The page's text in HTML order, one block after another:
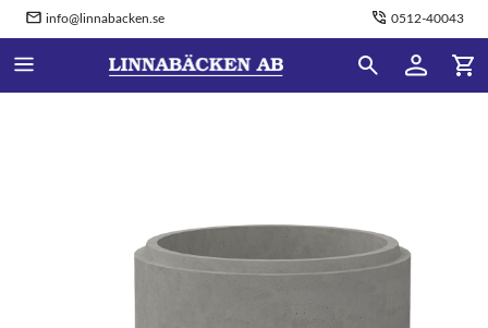
info@linnabacken.se 0512-40043